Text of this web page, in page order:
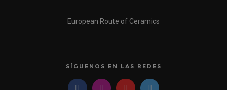
European Route of Ceramics
SÍGUENOS EN LAS REDES